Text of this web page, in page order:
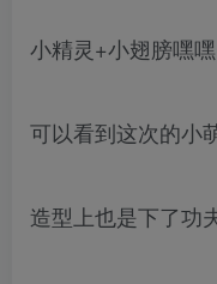
小精灵+小翅膀嘿
可以看到这次的小
造型上也是下了功